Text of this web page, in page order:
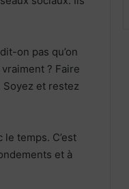
on pas qu’on
? Faire
Soyez et restez
temps. C’est
et à